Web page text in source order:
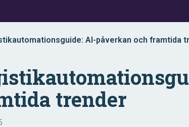
AI-påverkan och framtida
trender